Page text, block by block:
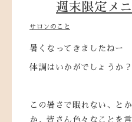
週末限定メ
サロンのこと
暑くなってきましたねー
体調はいかがでしょうか？
この暑さで眠れない、と
か、皆さん色々なことを